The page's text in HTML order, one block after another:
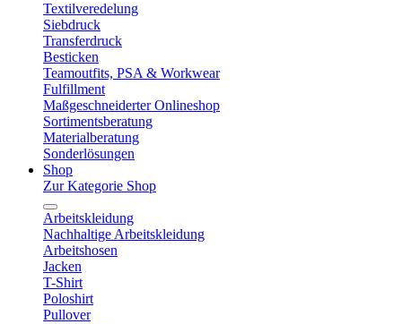
Textilveredelung
Siebdruck
Transferdruck
Besticken
Teamoutfits, PSA & Workwear
Fulfillment
Maßgeschneiderter Onlineshop
Sortimentsberatung
Materialberatung
Sonderlösungen
Shop
Zur Kategorie Shop
Arbeitskleidung
Nachhaltige Arbeitskleidung
Arbeitshosen
Jacken
T-Shirt
Poloshirt
Pullover